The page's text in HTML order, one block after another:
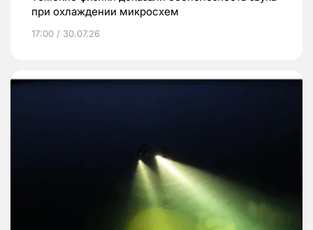
при охлаждении микросхем
17:00 / 30.07.26